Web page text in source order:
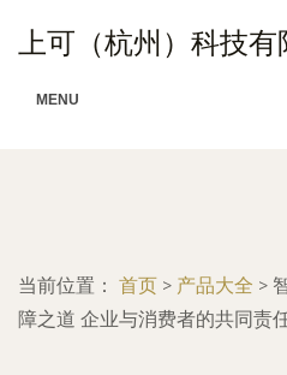
上可（杭州）科技有
MENU
当前位置： 首页 > 产品大全 >
障之道 企业与消费者的共同责